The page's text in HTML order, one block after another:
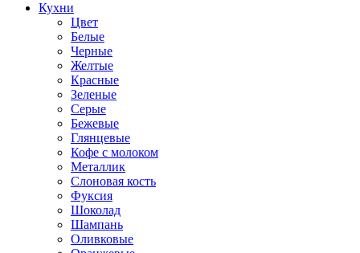
Кухни
Цвет
Белые
Черные
Желтые
Красные
Зеленые
Серые
Бежевые
Глянцевые
Кофе с молоком
Металлик
Слоновая кость
Фуксия
Шоколад
Шампань
Оливковые